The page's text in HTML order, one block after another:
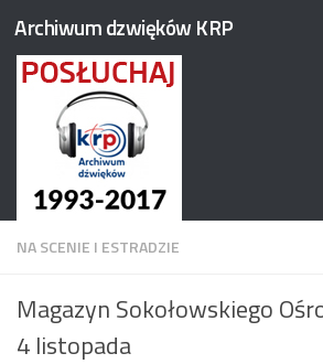
Przejdź do treści
Archiwum dzwięków KRP
NA SCENIE I ESTRADZIE
Magazyn Sokołowskiego
4 listopada